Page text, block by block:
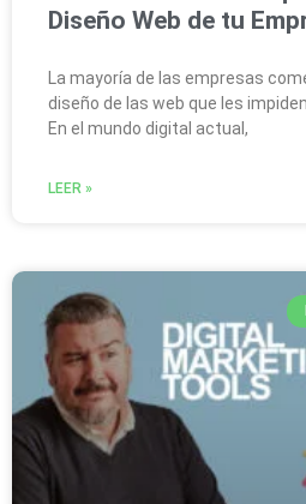
Diseño Web de tu
La mayoría de las empresas
diseño de las web que les
En el mundo digital actual,
LEER »